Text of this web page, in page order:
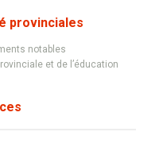
provinciales
notables
et de l’éducation